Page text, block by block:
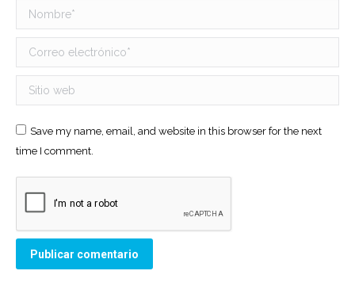
Nombre *
Correo electrónico *
Sitio web
Save my name, email, and website in this browser for the next
time I comment.
Publicar comentario